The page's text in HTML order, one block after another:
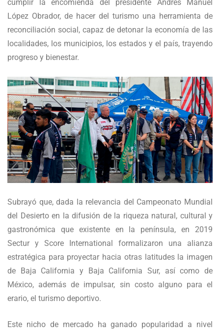
cumplir la encomienda del presidente Andrés Manuel
López Obrador, de hacer del turismo una herramienta de
reconciliación social, capaz de detonar la economía de las
localidades, los municipios, los estados y el país, trayendo
progreso y bienestar.
Subrayó que, dada la relevancia del Campeonato Mundial
del Desierto en la difusión de la riqueza natural, cultural y
gastronómica que existente en la península, en 2019
Sectur y Score International formalizaron una alianza
estratégica para proyectar hacia otras latitudes la imagen
de Baja California y Baja California Sur, así como de
México, además de impulsar, sin costo alguno para el
erario, el turismo deportivo.
Este nicho de mercado ha ganado popularidad a nivel